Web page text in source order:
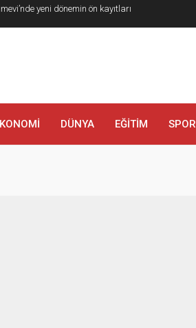
yeni dönemin ön kayıtları
DÜNYA EĞİTİM SPOR